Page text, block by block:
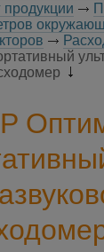
продукции